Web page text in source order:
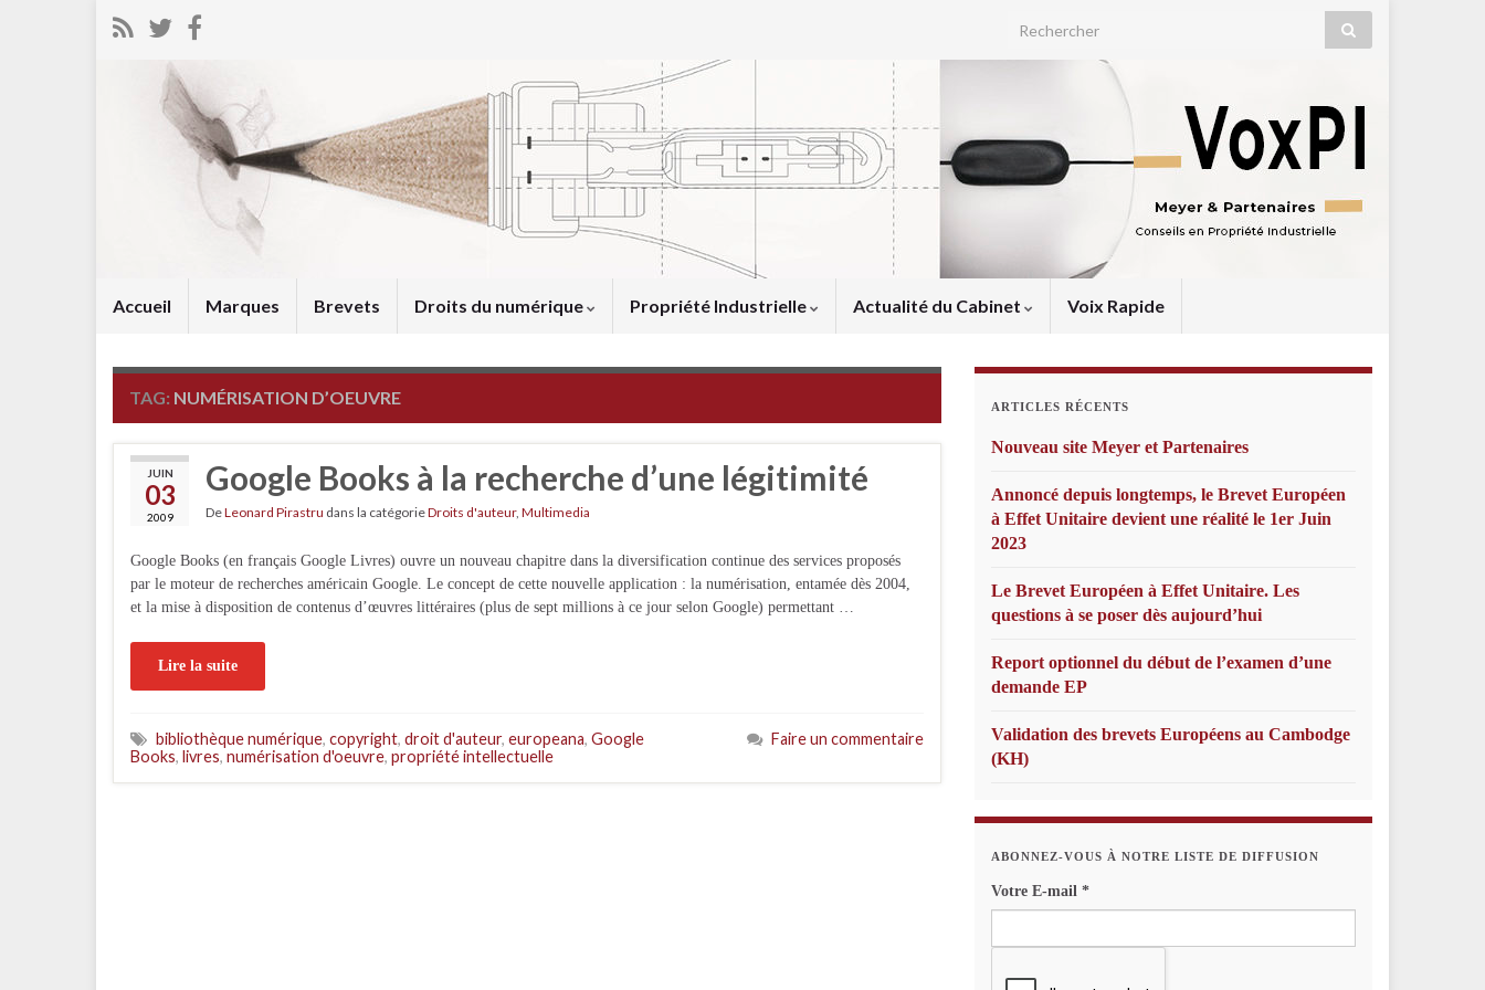
Search for:
Accueil Marques Brevets Droits du numérique Propriété Industrielle Actualité du Cabinet Voix Rapide
TAG: NUMÉRISATION D’OEUVRE
JUIN
03
2009
Google Books à la recherche d’une légitimité
DeLeonard Pirastru dans la catégorieDroits d'auteur, Multimedia
Google Books (en français Google Livres) ouvre un nouveau chapitre dans la diversification continue des services proposés
par le moteur de recherches américain Google. Le concept de cette nouvelle application : la numérisation, entamée dès 2004,
et la mise à disposition de contenus d’œuvres littéraires (plus de sept millions à ce jour selon Google) permettant …
Lire la suite
bibliothèque numérique, copyright, droit d'auteur, europeana, Google
Books, livres, numérisation d'oeuvre, propriété intellectuelle
Faire un commentaire
ARTICLES RÉCENTS
Nouveau site Meyer et Partenaires
Annoncé depuis longtemps, le Brevet Européen
à Effet Unitaire devient une réalité le 1er Juin
2023
Le Brevet Européen à Effet Unitaire. Les
questions à se poser dès aujourd’hui
Report optionnel du début de l’examen d’une
demande EP
Validation des brevets Européens au Cambodge
(KH)
ABONNEZ-VOUS À NOTRE LISTE DE DIFFUSION
Votre E-mail *